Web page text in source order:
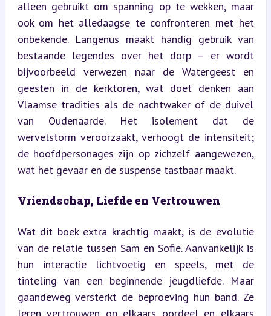
alleen gebruikt om spanning op te wekken, maar
ook om het alledaagse te confronteren met het
onbekende. Langenus maakt handig gebruik van
bestaande legendes over het dorp – er wordt
bijvoorbeeld verwezen naar de Watergeest en
geesten in de kerktoren, wat doet denken aan
Vlaamse tradities als de nachtwaker of de duivel
van Oudenaarde. Het isolement dat de
wervelstorm veroorzaakt, verhoogt de intensiteit;
de hoofdpersonages zijn op zichzelf aangewezen,
wat het gevaar en de suspense tastbaar maakt.
Vriendschap, Liefde en Vertrouwen
Wat dit boek extra krachtig maakt, is de evolutie
van de relatie tussen Sam en Sofie. Aanvankelijk is
hun interactie lichtvoetig en speels, met de
tinteling van een beginnende jeugdliefde. Maar
gaandeweg versterkt de beproeving hun band. Ze